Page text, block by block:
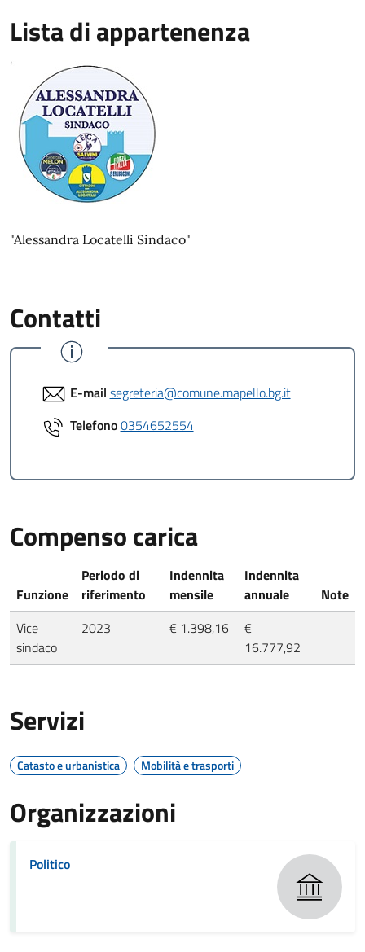
Lista di appartenenza
"Alessandra Locatelli Sindaco"
Contatti
E-mail segreteria@comune.mapello.bg.it
Telefono0354652554
Compenso carica
Funzione
Periodo di
riferimento
Indennita
mensile
Indennita
annuale
Note
Vice
sindaco
2023 € 1.398,16
€
16.777,92
Servizi
Catasto e urbanistica Mobilità e trasporti
Organizzazioni
Politico